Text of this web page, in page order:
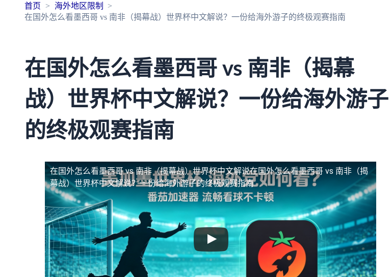
首页
海外地区限制
在国外怎么看墨西哥 vs 南非（揭幕战）世界杯中文解说？一份给海外游子的终极观赛指南
在国外怎么看墨西哥 vs 南非（揭幕
战）世界杯中文解说？一份给海外游子
的终极观赛指南
在国外怎么看墨西哥 vs 南非（揭幕战）世界杯中文解说在国外怎么看墨西哥 vs 南非（揭
幕战）世界杯中文解说？一份给海外游子的终极观赛指南